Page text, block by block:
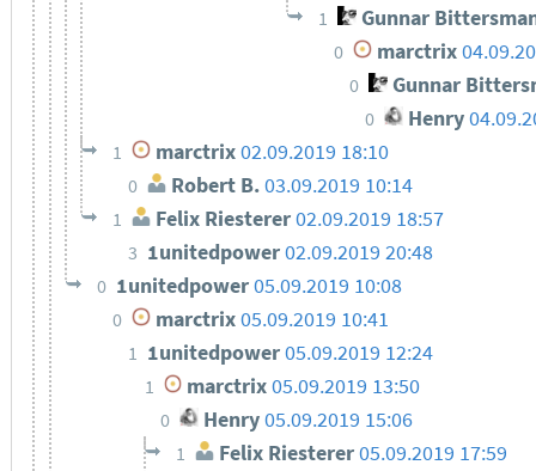
1 Gunnar
0 marctrix
0 Gunnar
0 Henry
1 marctrix02.09.2019 18:10
0 Robert B.03.09.2019 10:14
1 Felix Riesterer02.09.2019 18:57
3 1unitedpower02.09.2019 20:48
0 1unitedpower05.09.2019 10:08
0 marctrix05.09.2019 10:41
1 1unitedpower05.09.2019 12:24
1 marctrix05.09.2019 13:50
0 Henry 05.09.2019 15:06
1 Felix Riesterer05.09.2019 17:59